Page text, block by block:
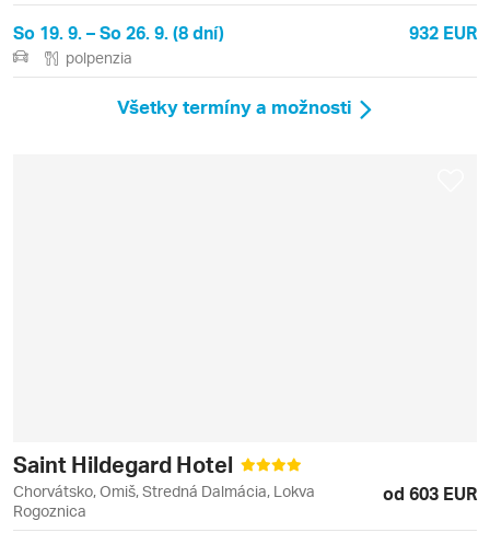
So 19. 9. – So 26. 9. (8 dní) 932 EUR
polpenzia
Všetky termíny a možnosti
Saint Hildegard Hotel
Chorvátsko, Omiš, Stredná Dalmácia, Lokva
Rogoznica
od 603 EUR